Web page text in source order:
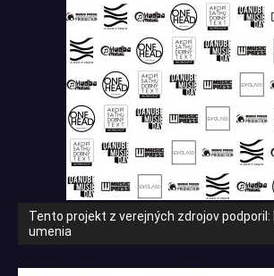
Tento projekt z verejných zdrojov podporil:
umenia